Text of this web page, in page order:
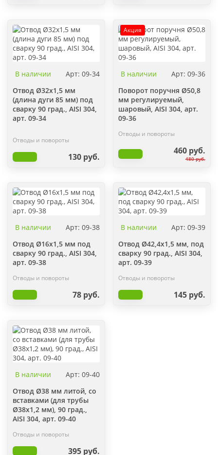
В наличии
Арт: 09-34
Отвод Ø32х1,5 мм
(длина дуги 85 мм) под
сварку 90 град., AISI 304,
арт. 09-34
Отводы и повороты
130 руб.
Акция
В наличии
Арт: 09-36
Поворот поручня Ø50,8
мм регулируемый,
шаровый, AISI 304, арт.
09-36
Отводы и повороты
460 руб.
480 руб.
В наличии
Арт: 09-38
Отвод Ø16х1,5 мм под
сварку 90 град., AISI 304,
арт. 09-38
Отводы и повороты
78 руб.
В наличии
Арт: 09-39
Отвод Ø42,4х1,5 мм, под
сварку 90 град., AISI 304,
арт. 09-39
Отводы и повороты
145 руб.
В наличии
Арт: 09-40
Отвод Ø38 мм литой, со
вставками (для трубы
Ø38х1,2 мм), 90 град.,
AISI 304, арт. 09-40
Отводы и повороты
395 руб.